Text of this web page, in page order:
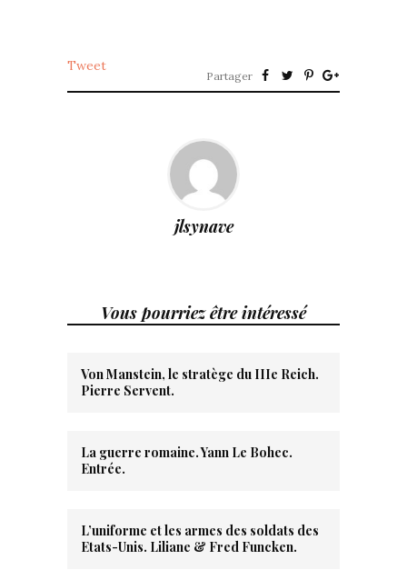
Tweet
Partager
jlsynave
Vous pourriez être intéressé
Von Manstein, le stratège du IIIe Reich.
Pierre Servent.
La guerre romaine. Yann Le Bohec.
Entrée.
L’uniforme et les armes des soldats des
Etats-Unis. Liliane & Fred Funcken.